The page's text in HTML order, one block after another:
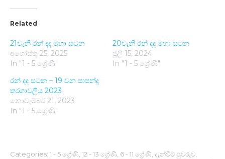
Related
21වැනි රන් දද මහා සටන
අගෝස්තු 25, 2025
In "1 - 5 ශ්‍රේණි"
20වැනි රන් දද මහා සටන
ජූලි 15, 2024
In "1 - 5 ශ්‍රේණි"
රන් දද සටන – 19 වන පාපන්දු
තරගාවලිය 2023
නොවැම්බර් 21, 2023
In "1 - 5 ශ්‍රේණි"
Categories: 1 - 5 ශ්‍රේණි 12 - 13 ශ්‍රේණි 6 - 11 ශ්‍රේණි දැන්වීම් පුවරුව